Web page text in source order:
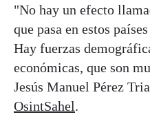
"No hay un efecto
que pasa en estos
Hay fuerzas
económicas, que son
Jesús Manuel Pérez
OsintSahel.